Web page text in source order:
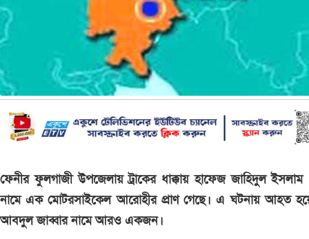
ফেনীর ফুলগাজী উপজেলায় ট্রাকের ধাক্কায় হাফেজ জাহিদুল
নামে এক মোটরসাইকেল আরোহীর প্রাণ গেছে। এ ঘটনায় আহত
আবদুল জাব্বার নামে আরও একজন।